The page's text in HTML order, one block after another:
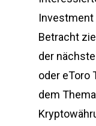
Investment
Betracht
der
oder eToro
dem